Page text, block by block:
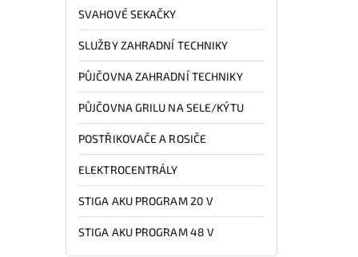
SVAHOVÉ SEKAČKY
SLUŽBY ZAHRADNÍ TECHNIKY
PŮJČOVNA ZAHRADNÍ TECHNIKY
PŮJČOVNA GRILU NA SELE/KÝTU
POSTŘIKOVAČE A ROSIČE
ELEKTROCENTRÁLY
STIGA AKU PROGRAM 20 V
STIGA AKU PROGRAM 48 V